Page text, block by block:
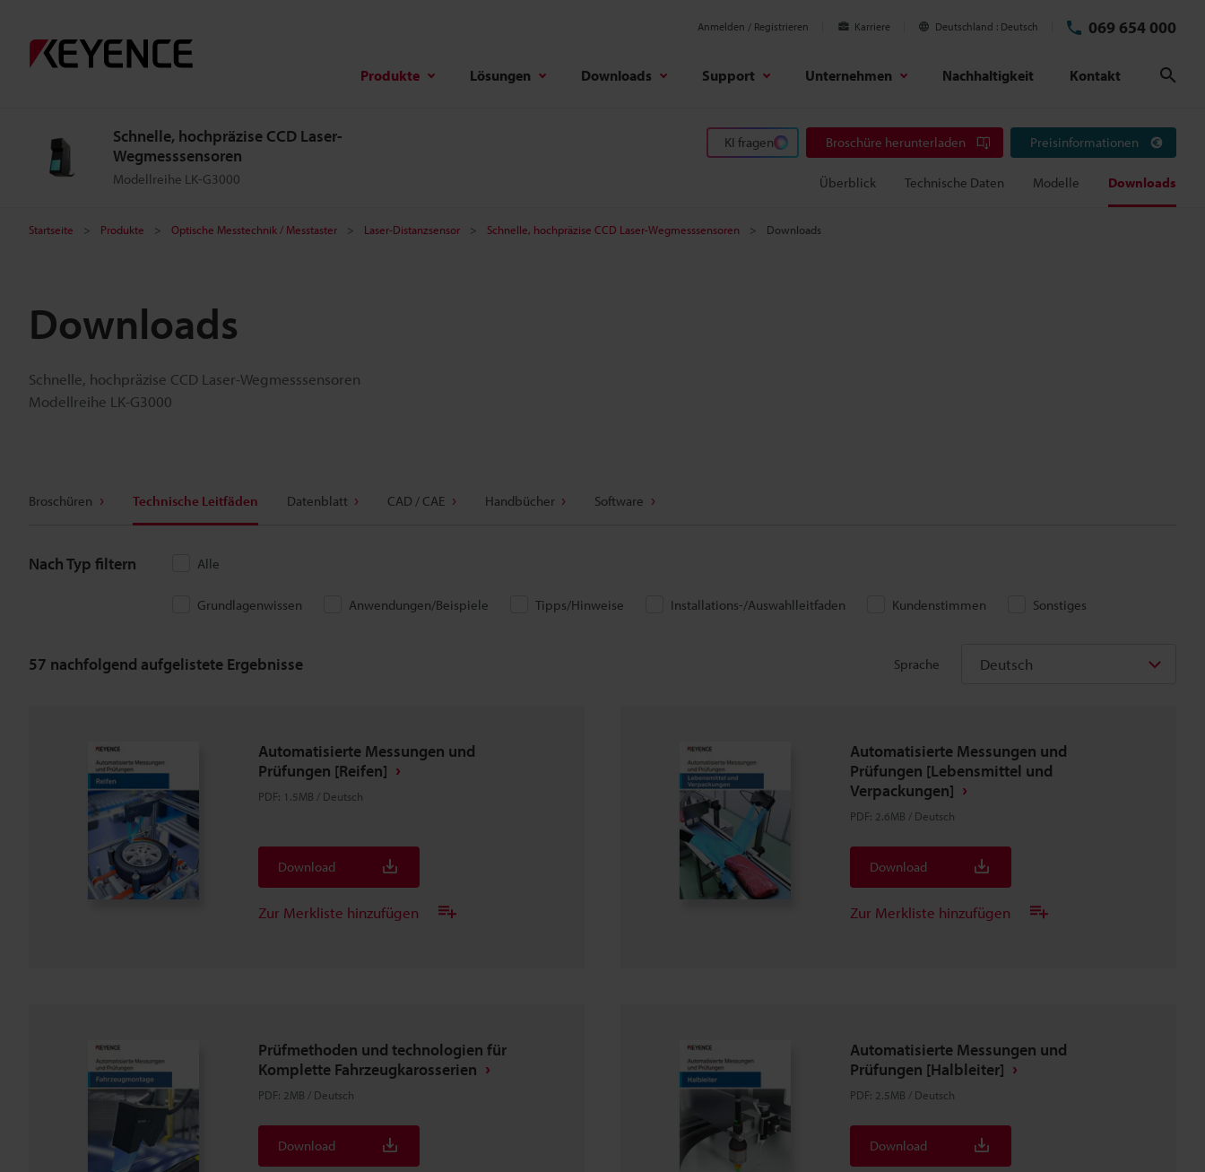
Anmelden / Registrieren Karriere Deutschland Deutsch 069 654 000
Produkte Lösungen Downloads Support Unternehmen Nachhaltigkeit Kontakt
Schnelle, hochpräzise CCD Laser-
Wegmesssensoren
Modellreihe LK-G3000
KI fragen Broschüre herunterladen Preisinformationen
Überblick Technische Daten Modelle Downloads
Startseite Produkte Optische Messtechnik / Messtaster Laser-Distanzsensor Schnelle, hochpräzise CCD Laser-Wegmesssensoren Downloads
Downloads
Schnelle, hochpräzise CCD Laser-Wegmesssensoren
Modellreihe LK-G3000
Broschüren Technische Leitfäden Datenblatt CAD / CAE Handbücher Software
Nach Typ filtern Alle
Grundlagenwissen Anwendungen/Beispiele Tipps/Hinweise Installations-/Auswahlleitfaden Kundenstimmen Sonstiges
Sprache Deutsch
57 nachfolgend aufgelistete Ergebnisse
Automatisierte Messungen und
Prüfungen [Reifen]
PDF: 1.5MB / Deutsch
Download
Zur Merkliste hinzufügen
Automatisierte Messungen und
Prüfungen [Lebensmittel und
Verpackungen]
PDF: 2.6MB / Deutsch
Download
Zur Merkliste hinzufügen
Prüfmethoden und technologien für
Komplette Fahrzeugkarosserien
PDF: 2MB / Deutsch
Download
Automatisierte Messungen und
Prüfungen [Halbleiter]
PDF: 2.5MB / Deutsch
Download